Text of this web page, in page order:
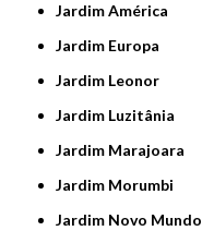
Jardim América
Jardim Europa
Jardim Leonor
Jardim Luzitânia
Jardim Marajoara
Jardim Morumbi
Jardim Novo Mundo